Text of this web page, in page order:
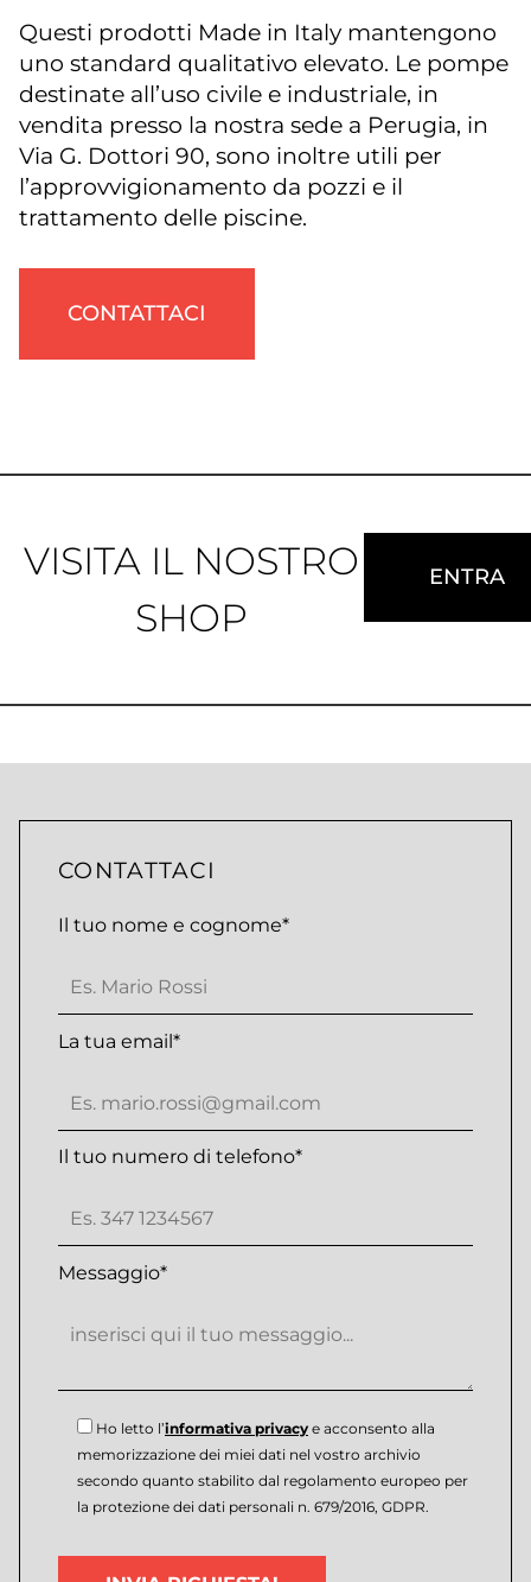
Questi prodotti Made in Italy mantengono
uno standard qualitativo elevato. Le pompe
destinate all’uso civile e industriale, in
vendita presso la nostra sede a Perugia, in
Via G. Dottori 90, sono inoltre utili per
l’approvvigionamento da pozzi e il
trattamento delle piscine.
CONTATTACI
VISITA IL NOSTRO
SHOP
ENTRA
CONTATTACI
Il tuo nome e cognome*
La tua email*
Il tuo numero di telefono*
Messaggio*
Ho letto l’informativa privacy e acconsento alla
memorizzazione dei miei dati nel vostro archivio
secondo quanto stabilito dal regolamento europeo per
la protezione dei dati personali n. 679/2016, GDPR.